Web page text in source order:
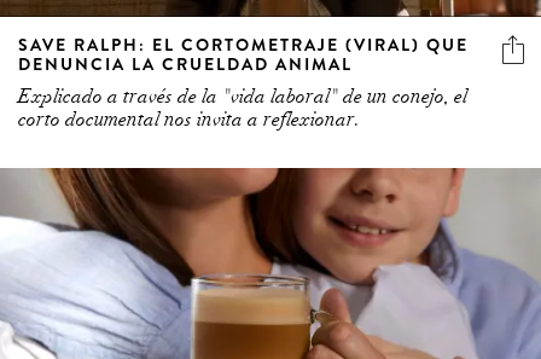
SAVE RALPH: EL CORTOMETRAJE (VIRAL) QUE
DENUNCIA LA CRUELDAD ANIMAL
Explicado a través de la "vida laboral" de un conejo, el
corto documental nos invita a reflexionar.